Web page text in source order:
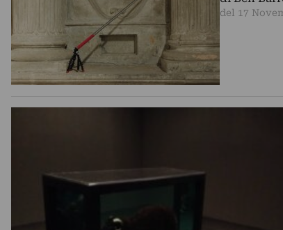
del 17